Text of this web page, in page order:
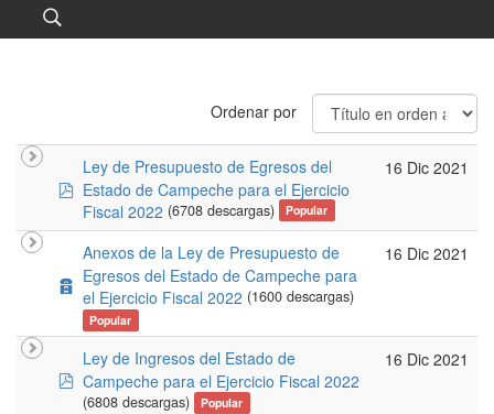
Ordenar por
pdf
Ley de Presupuesto de Egresos del
Estado de Campeche para el Ejercicio
Fiscal 2022 (6708 descargas) Popular
16 Dic 2021
archive
Anexos de la Ley de Presupuesto de
Egresos del Estado de Campeche para
el Ejercicio Fiscal 2022 (1600 descargas)
Popular
16 Dic 2021
pdf
Ley de Ingresos del Estado de
Campeche para el Ejercicio Fiscal 2022
(6808 descargas) Popular
16 Dic 2021